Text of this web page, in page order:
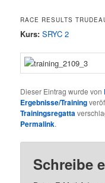
RACE RESULTS
Kurs: SRYC 2
Dieser Eintrag wurde von
Ergebnisse/Training
Trainingsregatta
Permalink.
Schreibe